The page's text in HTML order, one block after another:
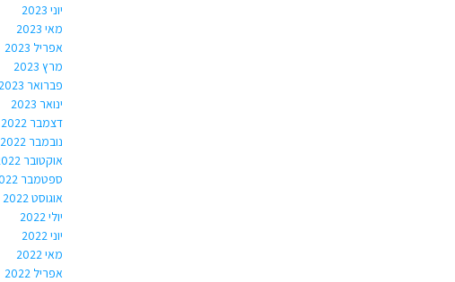
יוני 2023
מאי 2023
אפריל 2023
מרץ 2023
פברואר 2023
ינואר 2023
דצמבר 2022
נובמבר 2022
אוקטובר 2022
ספטמבר 2022
אוגוסט 2022
יולי 2022
יוני 2022
מאי 2022
אפריל 2022